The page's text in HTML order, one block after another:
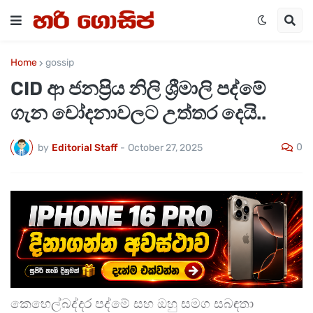
Home gossip
CID ආ ජනප්‍රිය නිලි ශ්‍රීමාලි පද්මේ
ගැන චෝදනාවලට උත්තර දෙයි..
by Editorial Staff - October 27, 2025 0
කෙහෙල්බද්දර පද්මේ සහ ඔහු සමග සබඳතා